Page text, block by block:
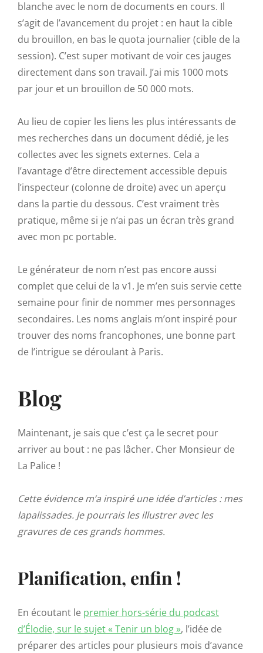
blanche avec le nom de documents en cours. Il
s’agit de l’avancement du projet : en haut la cible
du brouillon, en bas le quota journalier (cible de la
session). C’est super motivant de voir ces jauges
directement dans son travail. J’ai mis 1000 mots
par jour et un brouillon de 50 000 mots.
Au lieu de copier les liens les plus intéressants de
mes recherches dans un document dédié, je les
collectes avec les signets externes. Cela a
l’avantage d’être directement accessible depuis
l’inspecteur (colonne de droite) avec un aperçu
dans la partie du dessous. C’est vraiment très
pratique, même si je n’ai pas un écran très grand
avec mon pc portable.
Le générateur de nom n’est pas encore aussi
complet que celui de la v1. Je m’en suis servie cette
semaine pour finir de nommer mes personnages
secondaires. Les noms anglais m’ont inspiré pour
trouver des noms francophones, une bonne part
de l’intrigue se déroulant à Paris.
Blog
Maintenant, je sais que c’est ça le secret pour
arriver au bout : ne pas lâcher. Cher Monsieur de
La Palice !
Cette évidence m’a inspiré une idée d’articles : mes
lapalissades. Je pourrais les illustrer avec les
gravures de ces grands hommes.
Planification, enfin !
En écoutant le premier hors-série du podcast
d’Élodie, sur le sujet « Tenir un blog », l’idée de
préparer des articles pour plusieurs mois d’avance